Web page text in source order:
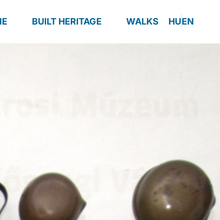
BUILT HERITAGE WALKS HUEN